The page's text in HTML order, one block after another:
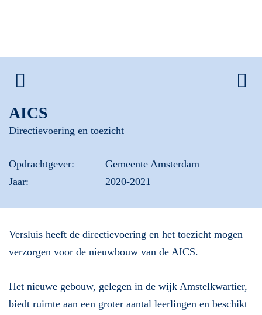
AICS
Directievoering en toezicht
Opdrachtgever:
Gemeente Amsterdam
Jaar:
2020-2021
Versluis heeft de directievoering en het toezicht mogen
verzorgen voor de nieuwbouw van de AICS.
Het nieuwe gebouw, gelegen in de wijk Amstelkwartier,
biedt ruimte aan een groter aantal leerlingen en beschikt